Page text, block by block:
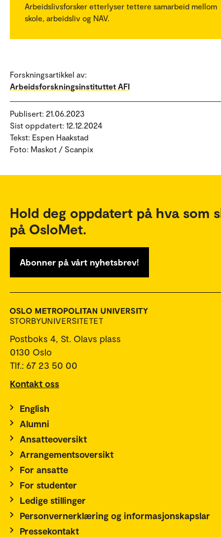
Arbeidslivsforsker etterlyser tettere samarbeid mellom
skole, arbeidsliv og NAV.
Forskningsartikkel av:
Arbeidsforskningsinstituttet AFI
Publisert: 21.06.2023
Sist oppdatert: 12.12.2024
Tekst: Espen Haakstad
Foto: Maskot / Scanpix
Hold deg oppdatert på hva som
på OsloMet.
Abonner på vårt nyhetsbrev!
Postboks 4, St. Olavs plass
0130 Oslo
Tlf.: 67 23 50 00
Kontakt oss
English
Alumni
Ansatteoversikt
Arrangementsoversikt
For ansatte
For studenter
Ledige stillinger
Personvernerklæring og informasjonskapslar
Pressekontakt